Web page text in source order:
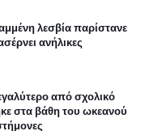
λεσβία παρίστανε
ανήλικες
από σχολικό
στα βάθη του ωκεανού